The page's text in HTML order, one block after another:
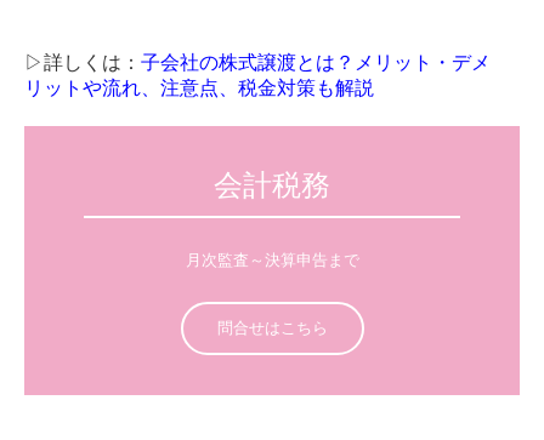
リンク集
個人情報保護法について
採用に関するよくある質問
▷詳しくは： 子会社の株式譲渡とは？メリット・デメ
リットや流れ、注意点、税金対策も解説
会計税務
月次監査～決算申告まで
問合せはこちら